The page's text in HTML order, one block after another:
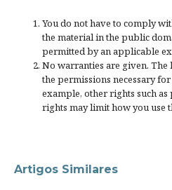
You do not have to comply
the material in the public
permitted by an applicable
No warranties are given. The
the permissions necessary
example, other rights such as
rights may limit how you use
Artigos Similares